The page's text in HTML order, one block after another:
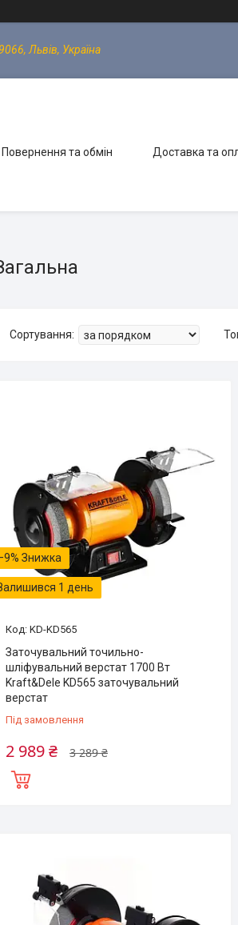
Львів, Україна
Повернення та обмін Доставка та
1 день
KD-KD565
Заточувальний точильно-
шліфувальний верстат 1700 Вт
Kraft&Dele KD565 заточувальний
верстат
Під замовлення
3 289 ₴
2 989 ₴